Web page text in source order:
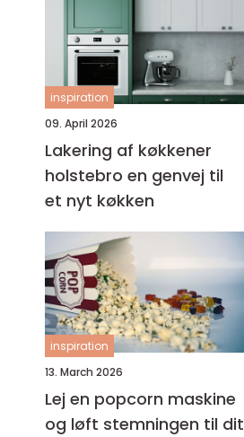
inspiration
09. April 2026
Lakering af køkkener
holstebro en genvej til
et nyt køkken
inspiration
13. March 2026
Lej en popcorn maskine
og løft stemningen til dit